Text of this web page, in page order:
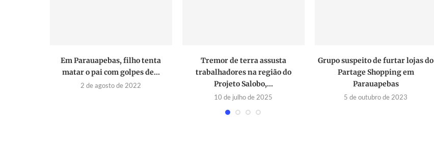
Em Parauapebas, filho tenta
matar o pai com golpes de...
2 de agosto de 2022
Tremor de terra assusta
trabalhadores na região do
Projeto Salobo,...
10 de julho de 2025
Grupo suspeito de furtar lojas do
Partage Shopping em
Parauapebas
5 de outubro de 2023